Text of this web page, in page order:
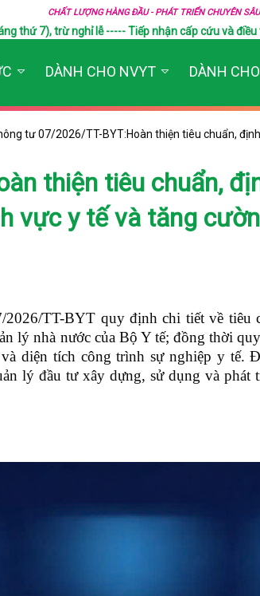
CHẤT LƯỢNG HÀNG ĐẦU - PHÁT TRIỂN CHUYÊN
thứ 7), trừ nghỉ lễ ----- Tiếp nhận cấp cứu và
DÀNH CHO NVYT DÀNH
tư 07/2026/TT-BYT:Hoàn thiện tiêu chuẩn,
thiện tiêu chuẩn,
vực y tế và tăng
TT-BYT quy định chi tiết về tiêu
lý nhà nước của Bộ Y tế; đồng thời
diện tích công trình sự nghiệp y tế.
lý đầu tư xây dựng, sử dụng và phát